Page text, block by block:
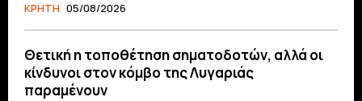
ΚΡΗΤΗ 05/08/2026
Θετική η τοποθέτηση σηματοδοτών, αλλά οι
κίνδυνοι στον κόμβο της Λυγαριάς
παραμένουν